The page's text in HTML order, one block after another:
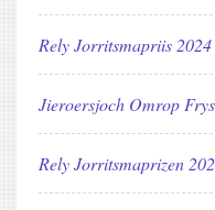
Rely Jorritsmapriis 2024
Jieroersjoch Omrop
Rely Jorritsmaprizen